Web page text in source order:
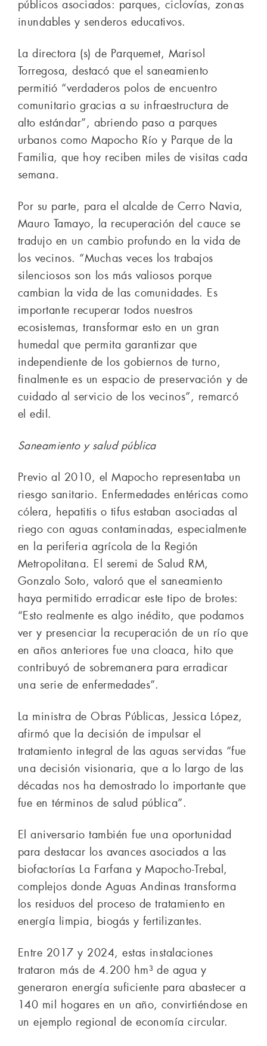
públicos asociados: parques, ciclovías, zonas
inundables y senderos educativos.
La directora (s) de Parquemet, Marisol
Torregosa, destacó que el saneamiento
permitió “verdaderos polos de encuentro
comunitario gracias a su infraestructura de
alto estándar”, abriendo paso a parques
urbanos como Mapocho Río y Parque de la
Familia, que hoy reciben miles de visitas cada
semana.
Por su parte, para el alcalde de Cerro Navia,
Mauro Tamayo, la recuperación del cauce se
tradujo en un cambio profundo en la vida de
los vecinos. “Muchas veces los trabajos
silenciosos son los más valiosos porque
cambian la vida de las comunidades. Es
importante recuperar todos nuestros
ecosistemas, transformar esto en un gran
humedal que permita garantizar que
independiente de los gobiernos de turno,
finalmente es un espacio de preservación y de
cuidado al servicio de los vecinos”, remarcó
el edil.
Saneamiento y salud pública
Previo al 2010, el Mapocho representaba un
riesgo sanitario. Enfermedades entéricas como
cólera, hepatitis o tifus estaban asociadas al
riego con aguas contaminadas, especialmente
en la periferia agrícola de la Región
Metropolitana. El seremi de Salud RM,
Gonzalo Soto, valoró que el saneamiento
haya permitido erradicar este tipo de brotes:
“Esto realmente es algo inédito, que podamos
ver y presenciar la recuperación de un río que
en años anteriores fue una cloaca, hito que
contribuyó de sobremanera para erradicar
una serie de enfermedades”.
La ministra de Obras Públicas, Jessica López,
afirmó que la decisión de impulsar el
tratamiento integral de las aguas servidas “fue
una decisión visionaria, que a lo largo de las
décadas nos ha demostrado lo importante que
fue en términos de salud pública”.
El aniversario también fue una oportunidad
para destacar los avances asociados a las
biofactorías La Farfana y Mapocho-Trebal,
complejos donde Aguas Andinas transforma
los residuos del proceso de tratamiento en
energía limpia, biogás y fertilizantes.
Entre 2017 y 2024, estas instalaciones
trataron más de 4.200 hm³ de agua y
generaron energía suficiente para abastecer a
140 mil hogares en un año, convirtiéndose en
un ejemplo regional de economía circular.